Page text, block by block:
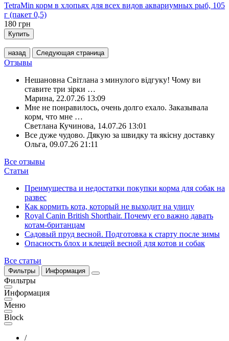
TetraMin корм в хлопьях для всех видов аквариумных рыб, 105
г (пакет 0,5)
180 грн
Купить
назад Следующая страница
Отзывы
Нешановна Світлана з минулого відгуку! Чому ви
ставите три зірки …
Марина, 22.07.26 13:09
Мне не понравилось, очень долго ехало. Заказывала
корм, что мне …
Светлана Кучинова, 14.07.26 13:01
Все дуже чудово. Дякую за швидку та якісну доставку
Ольга, 09.07.26 21:11
Все отзывы
Статьи
Преимущества и недостатки покупки корма для собак на
развес
Как кормить кота, который не выходит на улицу
Royal Canin British Shorthair. Почему его важно давать
котам-британцам
Садовый пруд весной. Подготовка к старту после зимы
Опасность блох и клещей весной для котов и собак
Все статьи
Фильтры Информация
Фильтры
Информация
Меню
Block
/